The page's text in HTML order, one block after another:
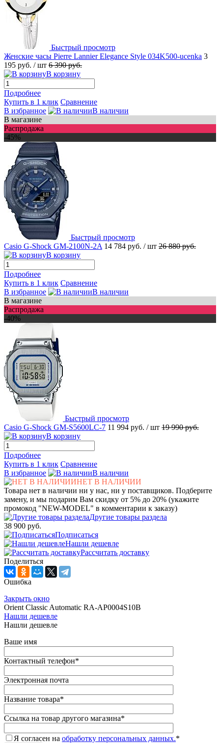
Быстрый просмотр
Женские часы Pierre Lannier Elegance Style 034K500-ucenka 3
195 руб. / шт 6 390 руб.
В корзину
Подробнее
Купить в 1 клик Сравнение
В избранное
В наличии
В магазине
Распродажа
-45%
Быстрый просмотр
Casio G-Shock GM-2100N-2A 14 784 руб. / шт 26 880 руб.
В корзину
Подробнее
Купить в 1 клик Сравнение
В избранное
В наличии
В магазине
Распродажа
-40%
Быстрый просмотр
Casio G-Shock GM-S5600LC-7 11 994 руб. / шт 19 990 руб.
В корзину
Подробнее
Купить в 1 клик Сравнение
В избранное
В наличии
НЕТ В НАЛИЧИИ
Товара нет в наличии ни у нас, ни у поставщиков. Подберите
замену, и мы подарим Вам скидку от 5% до 20% (укажите
промокод "NEW-MODEL" в комментарии к заказу)
Другие товары раздела
38 900 руб.
Подписаться
Нашли дешевле
Рассчитать доставку
Поделиться
Ошибка
Закрыть окно
Orient Classic Automatic RA-AP0004S10B
Нашли дешевле
Нашли дешевле
Ваше имя
Контактный телефон*
Электронная почта
Название товара*
Ссылка на товар другого магазина*
Я согласен на обработку персональных данных.*